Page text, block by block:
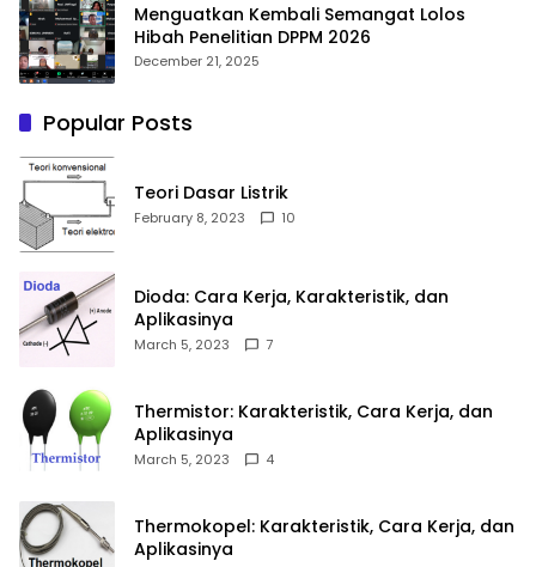
Menguatkan Kembali Semangat Lolos
Hibah Penelitian DPPM 2026
December 21, 2025
Popular Posts
Teori Dasar Listrik
February 8, 2023 10
Dioda: Cara Kerja, Karakteristik, dan
Aplikasinya
March 5, 2023 7
Thermistor: Karakteristik, Cara Kerja, dan
Aplikasinya
March 5, 2023 4
Thermokopel: Karakteristik, Cara Kerja, dan
Aplikasinya